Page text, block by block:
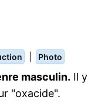
Photo
masculin. Il y
"oxacide".